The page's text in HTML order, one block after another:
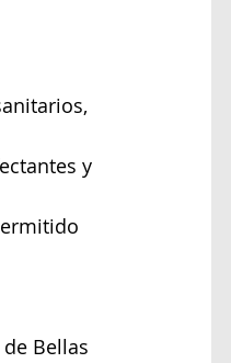
y
Bellas